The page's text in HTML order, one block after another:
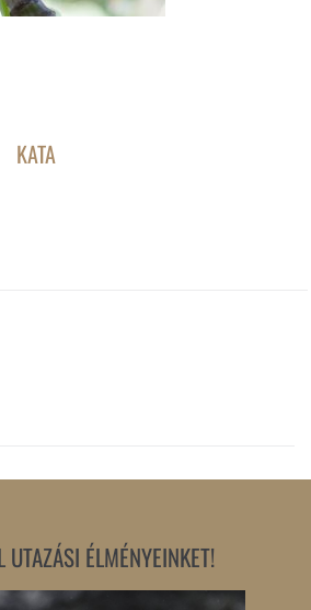
KATA
UTAZÁSI ÉLMÉNYEINKET!